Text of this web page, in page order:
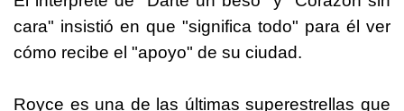
cara" insistió en que "significa todo" para él ver
cómo recibe el "apoyo" de su ciudad.
Royce es una de las últimas superestrellas que